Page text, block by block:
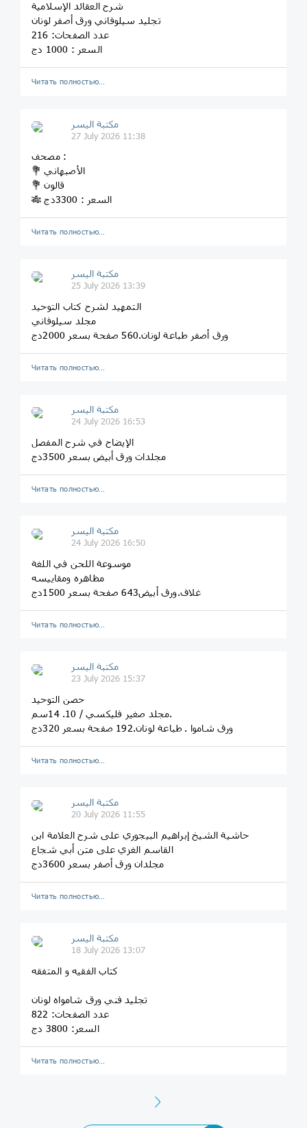
شرح العقائد الإسلامية
تجليد سيلوفاني ورق أصفر لونان
عدد الصفحات: 216
السعر : 1000 دج
Читать полностью…
مكتبة اليسر
27 July 2026 11:38
مصحف :
💐 الأصبهاني
💐 قالون
🎋 السعر : 3300دج
Читать полностью…
مكتبة اليسر
25 July 2026 13:39
التمهيد لشرح كتاب التوحيد
مجلد سيلوفاني
ورق أصفر طباعة لونان.560 صفحة بسعر 2000دج
Читать полностью…
مكتبة اليسر
24 July 2026 16:53
الإيضاح في شرح المفصل
مجلدات ورق أبيض بسعر 3500دج
Читать полностью…
مكتبة اليسر
24 July 2026 16:50
موسوعة اللحن في اللغة
مظاهره ومقاييسه
غلاف.ورق أبيض643 صفحة بسعر 1500دج
Читать полностью…
مكتبة اليسر
23 July 2026 15:37
حصن التوحيد
مجلد صغير فليكسي / 10. 14سم.
ورق شاموا . طباعة لونان.192 صفحة بسعر 320دج
Читать полностью…
مكتبة اليسر
20 July 2026 11:55
حاشية الشيخ إبراهيم البيجوري على شرح العلامة ابن
القاسم الغزي على متن أبي شجاع
مجلدان ورق أصفر بسعر 3600دج
Читать полностью…
مكتبة اليسر
18 July 2026 13:07
كتاب الفقيه و المتفقه
تجليد فني ورق شامواه لونان
عدد الصفحات: 822
السعر: 3800 دج
Читать полностью…
Next